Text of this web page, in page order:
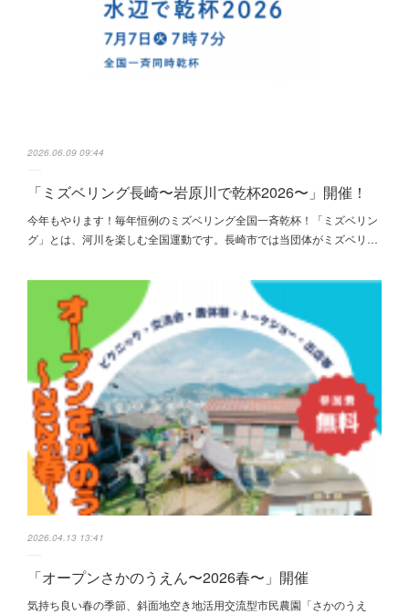
2026.06.09 09:44
「ミズベリング長崎〜岩原川で乾杯2026〜」開催！
今年もやります！毎年恒例のミズベリング全国一斉乾杯！「ミズベリン
グ」とは、河川を楽しむ全国運動です。長崎市では当団体がミズベリ…
2026.04.13 13:41
「オープンさかのうえん〜2026春〜」開催
気持ち良い春の季節、斜面地空き地活用交流型市民農園「さかのうえ